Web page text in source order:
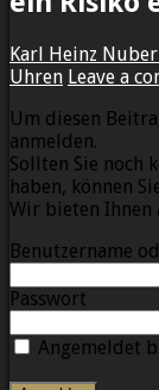
Karl Heinz Nuber
Uhren Leave a
Um diesen
anmelden.
Sollten Sie noch
haben, können
Wir bieten Ihnen
Benutzername
Passwort
Angemeldet